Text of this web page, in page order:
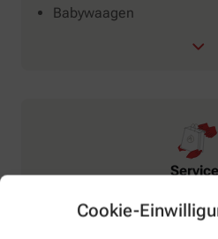
Cookie-
Babywaagen
Blutdruckmessung